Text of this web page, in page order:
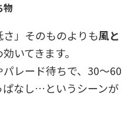
物
」そのものよりも風と
いてきます。
レード待ちで、30〜60
ぱなし…というシーンが